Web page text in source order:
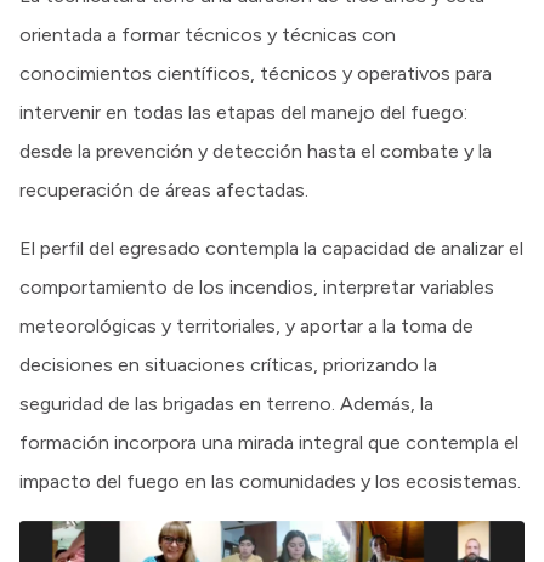
orientada a formar técnicos y técnicas con
conocimientos científicos, técnicos y operativos para
intervenir en todas las etapas del manejo del fuego:
desde la prevención y detección hasta el combate y la
recuperación de áreas afectadas.
El perfil del egresado contempla la capacidad de analizar el
comportamiento de los incendios, interpretar variables
meteorológicas y territoriales, y aportar a la toma de
decisiones en situaciones críticas, priorizando la
seguridad de las brigadas en terreno. Además, la
formación incorpora una mirada integral que contempla el
impacto del fuego en las comunidades y los ecosistemas.